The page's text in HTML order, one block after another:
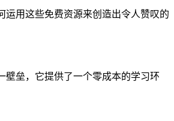
运用这些免费资源来创造出令人赞叹的
壁垒，它提供了一个零成本的学习环